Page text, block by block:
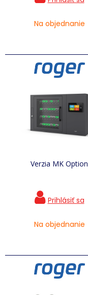
Na objednanie
Verzia MK Option
Na objednanie